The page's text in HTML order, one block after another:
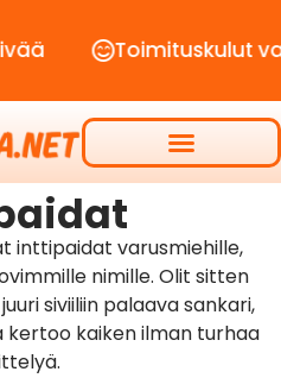
Toimituskulut vain
inttipaidat varusmiehille,
nimille. Olit sitten
siviiliin palaava sankari,
kaiken ilman turhaa